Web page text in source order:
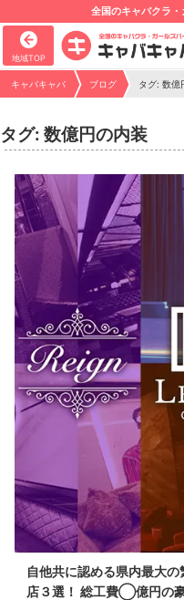
全国のキャバクラ
地域TOP
キャバキャバ ブログ タグ: 数億
タグ: 数億円の内装
自他共に認める県内最
店３選！ 総工費◯億円の